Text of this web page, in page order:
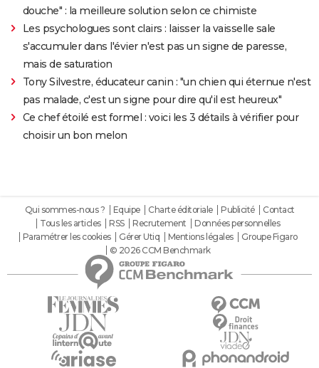
douche" : la meilleure solution selon ce chimiste
Les psychologues sont clairs : laisser la vaisselle sale
s'accumuler dans l'évier n'est pas un signe de paresse,
mais de saturation
Tony Silvestre, éducateur canin : "un chien qui éternue n'est
pas malade, c'est un signe pour dire qu'il est heureux"
Ce chef étoilé est formel : voici les 3 détails à vérifier pour
choisir un bon melon
Qui sommes-nous ? Equipe Charte éditoriale Publicité
Contact
Tous les articles
RSS Recrutement
Données personnelles
Paramétrer les cookies
Gérer Utiq Mentions légales
Groupe Figaro
© 2026 CCM Benchmark